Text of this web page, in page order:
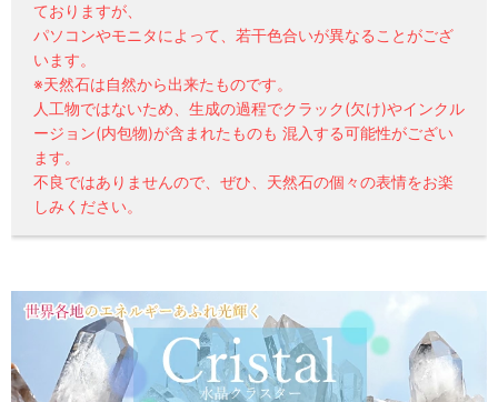
ておりますが、
パソコンやモニタによって、若干色合いが異なることがござ
います。
※天然石は自然から出来たものです。
人工物ではないため、生成の過程でクラック(欠け)やインクル
ージョン(内包物)が含まれたものも 混入する可能性がござい
ます。
不良ではありませんので、ぜひ、天然石の個々の表情をお楽
しみください。